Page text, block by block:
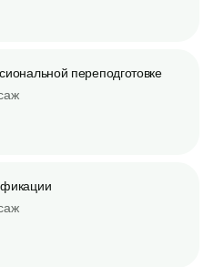
переподготовке